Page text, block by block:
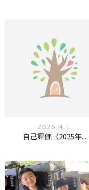
2026.4.1
自己評価（2025年...